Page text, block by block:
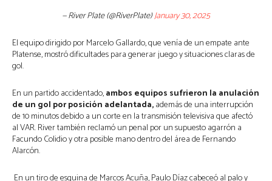
— River Plate (@RiverPlate)January 30, 2025
El equipo dirigido por Marcelo Gallardo, que venía de un empate ante
Platense, mostró dificultades para generar juego y situaciones claras de
gol.
En un partido accidentado,ambos equipos sufrieron la anulación
de un gol por posición adelantada,además de una interrupción
de 10 minutos debido a un corte en la transmisión televisiva que afectó
al VAR. River también reclamó un penal por un supuesto agarrón a
Facundo Colidio y otra posible mano dentro del área de Fernando
Alarcón.
En un tiro de esquina de Marcos Acuña, Paulo Díaz cabeceó al palo y